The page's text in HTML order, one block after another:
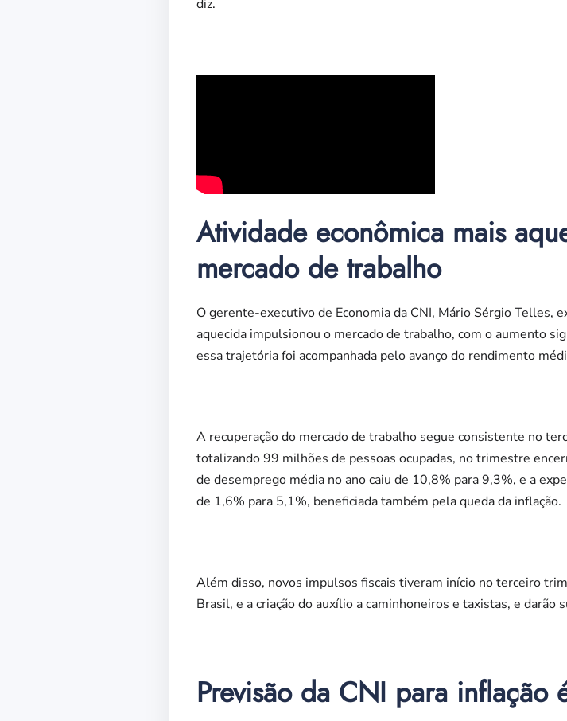
diz.
Atividade econômica mais
mercado de trabalho
O gerente-executivo de Economia da CNI, Mário Sérgio Telles,
aquecida impulsionou o mercado de trabalho, com o aumento
essa trajetória foi acompanhada pelo avanço do rendimento
A recuperação do mercado de trabalho segue consistente no
totalizando 99 milhões de pessoas ocupadas, no trimestre
de desemprego média no ano caiu de 10,8% para 9,3%, e a
de 1,6% para 5,1%, beneficiada também pela queda da inflação.
Além disso, novos impulsos fiscais tiveram início no terceiro
Brasil, e a criação do auxílio a caminhoneiros e taxistas, e darão
Previsão da CNI para